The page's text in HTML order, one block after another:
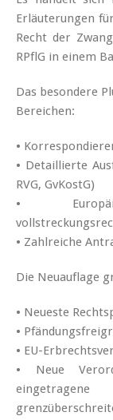
Erläuterungen
Recht der
RPflG in einem
Das besondere
Bereichen:
•
• Detaillierte
RVG, GvKostG)
•
• Zahlreiche
Die Neuauflage
• Neueste
•
• EU-
• Neue